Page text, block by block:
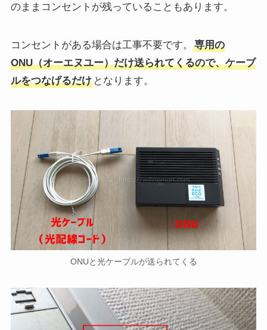
のままコンセントが残っていることもあります。
コンセントがある場合は工事不要です。
専用の
ONU（オーエヌユー）だけ送られてくるので、ケーブ
ルをつなげるだけとなります。
ONUと光ケーブルが送られてくる